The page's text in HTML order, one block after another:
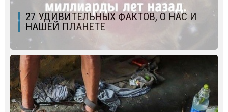
27 УДИВИТЕЛЬНЫХ ФАКТОВ, О НАС И
НАШЕЙ ПЛАНЕТЕ